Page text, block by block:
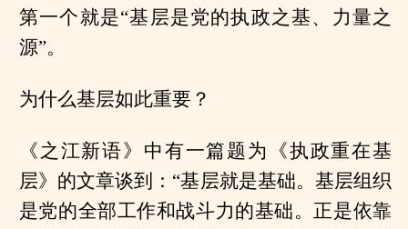
第一个就是“基层是党的执政之基、力量之
源”。
为什么基层如此重要？
《之江新语》中有一篇题为《执政重在基
层》的文章谈到：“基层就是基础。基层组织
是党的全部工作和战斗力的基础。正是依靠